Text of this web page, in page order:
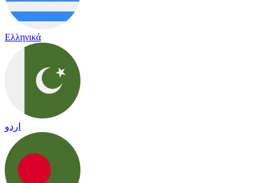
Ελληνικά
اردو